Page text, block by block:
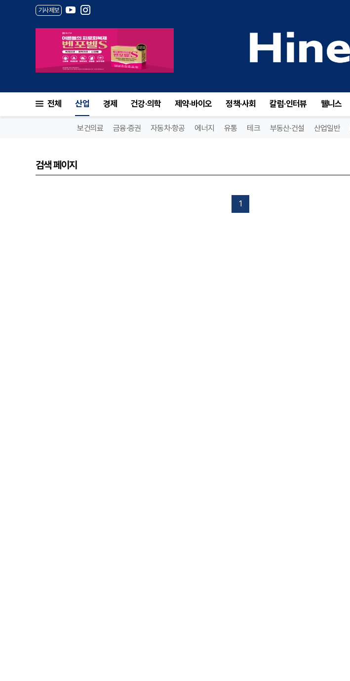
기사제보
전체 산업 경제 건강·의학 제약·바이오 정책·사회 칼럼·인터뷰 웰니스
보건의료 금융·증권 자동차·항공 에너지 유통 테크 부동산·건설 산업일반
검색 페이지
1